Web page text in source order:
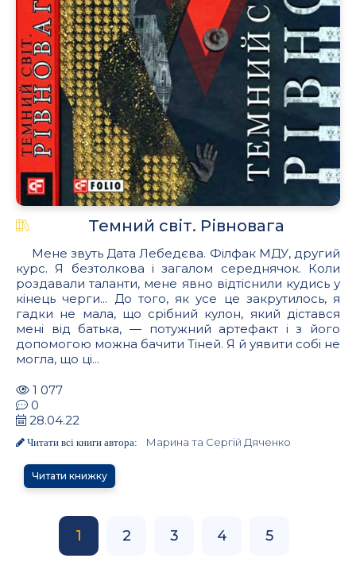
Темний світ. Рівновага
Мене звуть Дата Лебедєва. Філфак МДУ, другий
курс. Я безтолкова і загалом середнячок. Коли
роздавали таланти, мене явно відтіснили кудись у
кінець черги... До того, як усе це закрутилось, я
гадки не мала, що срібний кулон, який дістався
мені від батька, — потужний артефакт і з його
допомогою можна бачити Тіней. Я й уявити собі не
могла, що ці...
1 077
0
28.04.22
Читати всі книги автора: Марина та Сергій Дяченко
Читати книжку
1 2 3 4 5